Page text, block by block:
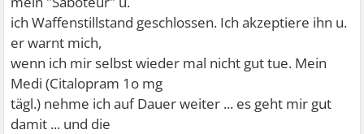
ich Waffenstillstand geschlossen. Ich akzeptiere ihn u.
er warnt mich,
wenn ich mir selbst wieder mal nicht gut tue. Mein
Medi (Citalopram 1o mg
tägl.) nehme ich auf Dauer weiter ... es geht mir gut
damit ... und die